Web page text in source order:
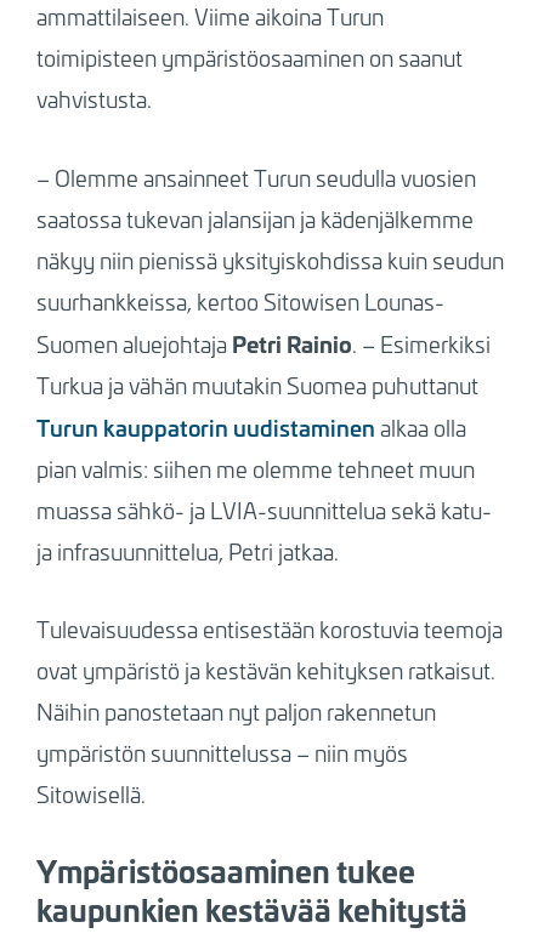
ammattilaiseen. Viime aikoina Turun
toimipisteen ympäristöosaaminen on saanut
vahvistusta.
– Olemme ansainneetTurun seudulla vuosien
saatossa tukevan jalansijan ja kädenjälkemme
näkyy niin pienissä yksityiskohdissa kuin seudun
suurhankkeissa, kertoo Sitowisen Lounas-
Suomen aluejohtaja Petri Rainio. – Esimerkiksi
Turkua ja vähän muutakin Suomea puhuttanut
Turun kauppatorin uudistaminen alkaa olla
pian valmis: siihen me olemme tehneet muun
muassa sähkö- ja LVIA-suunnittelua sekä katu-
ja infrasuunnittelua, Petri jatkaa.
Tulevaisuudessa entisestään korostuvia teemoja
ovat ympäristö ja kestävän kehityksen ratkaisut.
Näihin panostetaan nyt paljon rakennetun
ympäristön suunnittelussa – niin myös
Sitowisellä.
Ympäristöosaaminen tukee
kaupunkien kestävää kehitystä